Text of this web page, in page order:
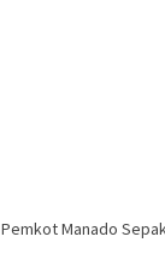
Pemkot Manado